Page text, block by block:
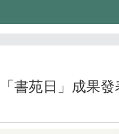
書苑日」成果發